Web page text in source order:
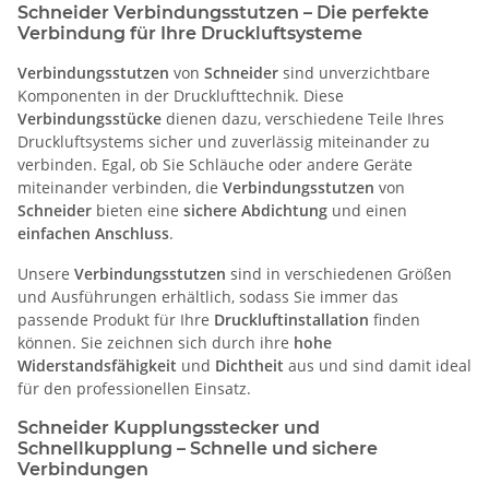
Schneider Verbindungsstutzen – Die perfekte
Verbindung für Ihre Druckluftsysteme
Verbindungsstutzen von Schneider sind unverzichtbare
Komponenten in der Drucklufttechnik. Diese
Verbindungsstücke dienen dazu, verschiedene Teile Ihres
Druckluftsystems sicher und zuverlässig miteinander zu
verbinden. Egal, ob Sie Schläuche oder andere Geräte
miteinander verbinden, die Verbindungsstutzen von
Schneider bieten eine sichere Abdichtung und einen
einfachen Anschluss.
Unsere Verbindungsstutzen sind in verschiedenen Größen
und Ausführungen erhältlich, sodass Sie immer das
passende Produkt für Ihre Druckluftinstallation finden
können. Sie zeichnen sich durch ihre hohe
Widerstandsfähigkeit und Dichtheit aus und sind damit ideal
für den professionellen Einsatz.
Schneider Kupplungsstecker und
Schnellkupplung – Schnelle und sichere
Verbindungen